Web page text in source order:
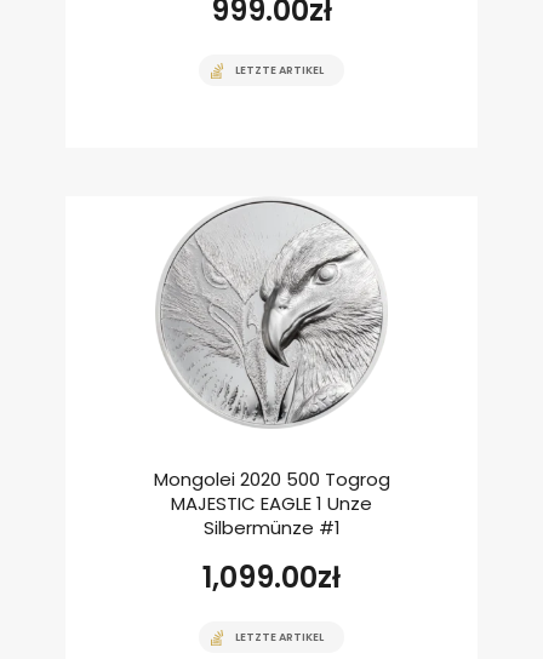
999.00zł
LETZTE ARTIKEL
Mongolei 2020 500 Togrog
MAJESTIC EAGLE 1 Unze
Silbermünze #1
1,099.00zł
LETZTE ARTIKEL